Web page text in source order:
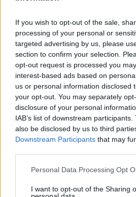
If you wish to opt-out of the sale,
processing of your personal or
targeted advertising by us, please
section to confirm your selection.
opt-out request is processed you
interest-based ads based on
us or personal information disclosed
your opt-out. You may separately
disclosure of your personal
IAB’s list of downstream
also be disclosed by us to third
Downstream Participants that may
Personal Data Processing Opt
I want to opt-out of the Sharing
Συναγερμός σε μοναστήρι στην
επιτέθηκε με μαχαίρι και
22:47
Σητεία: Φωτιά στα Αχλάδια,
- Βίντεο
22:39
Βρετανία: Κατά συρροή δολοφόνος
δύο δολοφονίες γυναικών - Η
22:32
Παιδείας, για το στεγαστικό